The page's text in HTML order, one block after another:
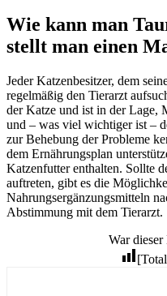
Wie kann man
stellt man einen
Jeder Katzenbesitzer, dem
regelmäßig den Tierarzt
der Katze und ist in der Lage,
und – was viel wichtiger ist –
zur Behebung der Probleme
dem Ernährungsplan
Katzenfutter enthalten. Sollte
auftreten, gibt es die
Nahrungsergänzungsmitteln
Abstimmung mit dem Tierarzt.
War